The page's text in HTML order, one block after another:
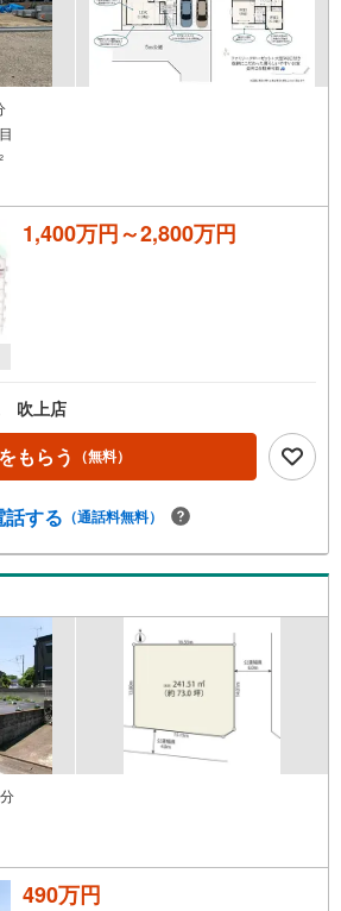
2
1,400万円～2,800万円
吹上店
もらう （無料）
話する （通話料無料）
490万円